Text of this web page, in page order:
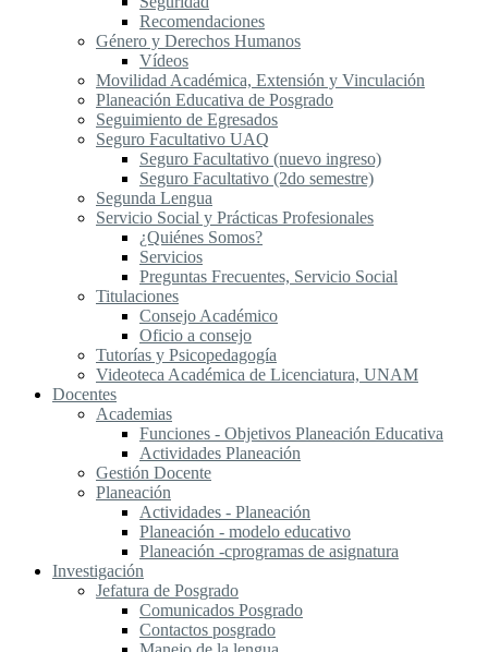
Recomendaciones
Género y Derechos Humanos
Vídeos
Movilidad Académica, Extensión y Vinculación
Planeación Educativa de Posgrado
Seguimiento de Egresados
Seguro Facultativo UAQ
Seguro Facultativo (nuevo ingreso)
Seguro Facultativo (2do semestre)
Segunda Lengua
S​ervicio Social y Prácticas Profesionales
¿Quiénes Somos?
Servicios
Preguntas Frecuentes, Servicio Social
Titulaciones
Consejo Académico
Oficio a consejo
Tutorías y Psicopedagogía
Videoteca Académica de Licenciatura, UNAM
Docentes
Academias
Funciones - Objetivos Planeación Educativa
Actividades Planeación
Gestión Docente
Planeación
Actividades - Planeación
Planeación - modelo educativo
Planeación -cprogramas de asignatura
Investigación
Jefatura de Posgrado
Comunicados Posgrado
Contactos posgrado